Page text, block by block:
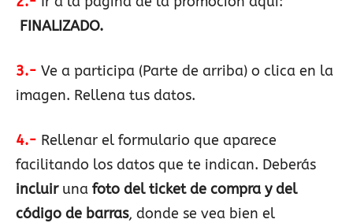
FINALIZADO.
3.- Ve a participa (Parte de arriba) o clica en la
imagen. Rellena tus datos.
4.- Rellenar el formulario que aparece
facilitando los datos que te indican. Deberás
incluiruna foto del ticket de compra y del
código de barras, donde se vea bien el